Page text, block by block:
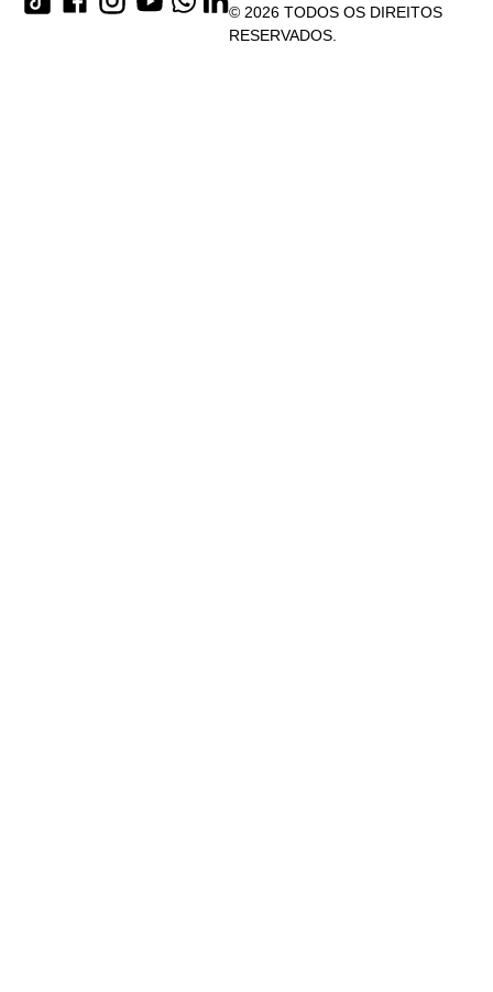
© 2026 TODOS OS DIREITOS
RESERVADOS.